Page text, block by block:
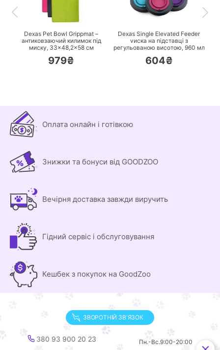
ПЕРЕЙТИ
Dexas Pet Bowl Grippmat –
антиковзаючий килимок під
миску, 33×48,2×58 см
979₴
ПЕРЕЙТИ
Dexas Single Elevated Feeder
vиска на підставці з
регульованою висотою, 960 мл
604₴
Оплата онлайн і готівкою
Знижки та бонуси від GOODZOO
Вечірня доставка завжди виручить
Гідний сервіс і обслуговування
Кешбек з покупок на GoodZoo
ЗВОРОТНІЙ ЗВ'ЯЗОК
380 93 900 20 23 Пн.-Вс.9:00-20:00